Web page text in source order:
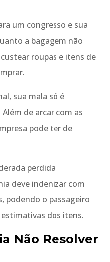
um congresso e sua
a bagagem não
roupas e itens de
sua mala só é
de arcar com as
pode ter de
perdida
deve indenizar com
podendo o passageiro
dos itens.
Não Resolver